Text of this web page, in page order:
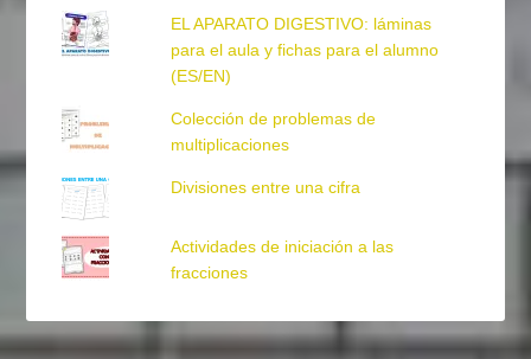
EL APARATO DIGESTIVO: láminas
para el aula y fichas para el alumno
(ES/EN)
Colección de problemas de
multiplicaciones
Divisiones entre una cifra
Actividades de iniciación a las
fracciones